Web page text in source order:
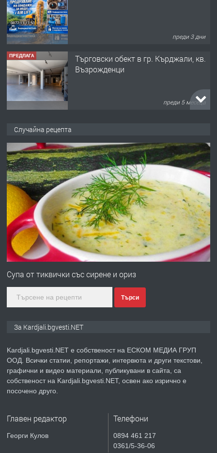
преди 3 дни
ПРЕДЛАГА
Tърговски обект в гр. Кърджали, кв.
Възрожденци
преди 5 месеца
преди 6 месеца
ПРЕДЛАГА
Заведение /ресторант, бистро/ в с.
Чакаларово, община Кирково
преди 7 месеца
ПРЕДЛАГА
Гараж под наем в супер център
на язовир Студен кладенец 331м2 |
преди 1 година
ПРЕДЛАГА
Курс
Случайна рецепта
Супа от тиквички със сирене и ориз
Търси
За Kardjali.bgvesti.NET
Kardjali.bgvesti.NET е собственост на ЕСКОМ МЕДИА ГРУП
ООД. Всички статии, репортажи, интервюта и други текстови,
графични и видео материали, публикувани в сайта, са
собственост на Kardjali.bgvesti.NET, освен ако изрично е
посочено друго.
Главен редактор
Георги Кулов
Телефони
0894 461 217
0361/5-36-06